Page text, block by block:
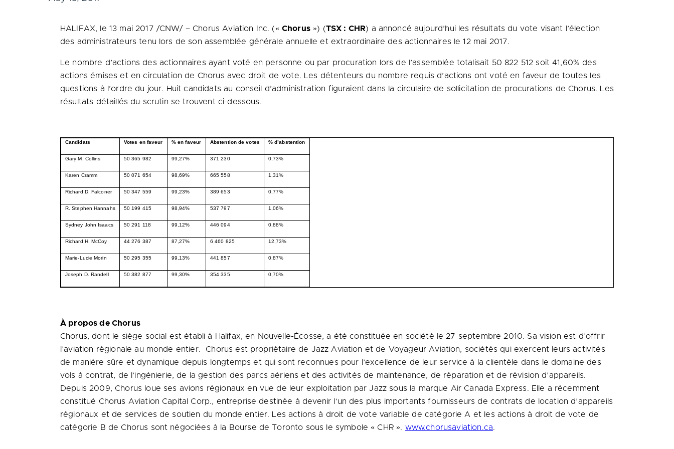
HALIFAX, le 13 mai 2017 /CNW/ – Chorus Aviation Inc. (« Chorus») (TSX : CHR) a annoncé aujourd’hui les résultats du vote visant l’élection
des administrateurs tenu lors de son assemblée générale annuelle et extraordinaire des actionnaires le 12 mai 2017.
Le nombre d’actions des actionnaires ayant voté en personne ou par procuration lors de l’assemblée totalisait 50 822 512 soit 41,60% des
actions émises et en circulation de Chorus avec droit de vote. Les détenteurs du nombre requis d’actions ont voté en faveur de toutes les
questions à l’ordre du jour. Huit candidats au conseil d’administration figuraient dans la circulaire de sollicitation de procurations de Chorus. Les
résultats détaillés du scrutin se trouvent ci-dessous.
Candidats Votes en faveur % en faveur Abstention de votes % d’abstention
Gary M. Collins 50 365 982 99,27% 371 230 0,73%
Karen Cramm 50 071 654 98,69% 665 558 1,31%
Richard D. Falconer 50 347 559 99,23% 389 653 0,77%
R. Stephen Hannahs 50 199 415 98,94% 537 797 1,06%
Sydney John Isaacs 50 291 118 99,12% 446 094 0,88%
Richard H. McCoy 44 276 387 87,27% 6 460 825 12,73%
Marie-Lucie Morin 50 295 355 99,13% 441 857 0,87%
Joseph D. Randell 50 382 877 99,30% 354 335 0,70%
À propos de Chorus
Chorus, dont le siège social est établi à Halifax, en Nouvelle-Écosse, a été constituée en société le 27 septembre 2010. Sa vision est d’offrir
l’aviation régionale au monde entier. Chorus est propriétaire de Jazz Aviation et de Voyageur Aviation, sociétés qui exercent leurs activités
de manière sûre et dynamique depuis longtemps et qui sont reconnues pour l’excellence de leur service à la clientèle dans le domaine des
vols à contrat, de l’ingénierie, de la gestion des parcs aériens et des activités de maintenance, de réparation et de révision d’appareils.
Depuis 2009, Chorus loue ses avions régionaux en vue de leur exploitation par Jazz sous la marque Air Canada Express. Elle a récemment
constitué Chorus Aviation Capital Corp., entreprise destinée à devenir l’un des plus importants fournisseurs de contrats de location d’appareils
régionaux et de services de soutien du monde entier. Les actions à droit de vote variable de catégorie A et les actions à droit de vote de
catégorie B de Chorus sont négociées à la Bourse deToronto sous le symbole « CHR ». www.chorusaviation.ca.